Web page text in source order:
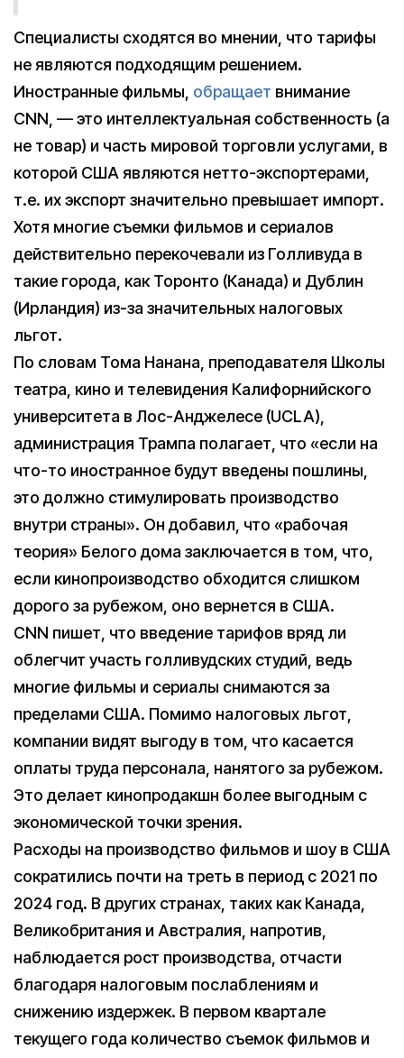
Специалисты сходятся во мнении, что тарифы
не являются подходящим решением.
Иностранные фильмы, обращает внимание
CNN, — это интеллектуальная собственность (а
не товар) и часть мировой торговли услугами, в
которой США являются нетто-экспортерами,
т.е. их экспорт значительно превышает импорт.
Хотя многие съемки фильмов и сериалов
действительно перекочевали из Голливуда в
такие города, как Торонто (Канада) и Дублин
(Ирландия) из-за значительных налоговых
льгот.
По словам Тома Нанана, преподавателя Школы
театра, кино и телевидения Калифорнийского
университета в Лос-Анджелесе (UCLA),
администрация Трампа полагает, что «если на
что-то иностранное будут введены пошлины,
это должно стимулировать производство
внутри страны». Он добавил, что «рабочая
теория» Белого дома заключается в том, что,
если кинопроизводство обходится слишком
дорого за рубежом, оно вернется в США.
CNN пишет, что введение тарифов вряд ли
облегчит участь голливудских студий, ведь
многие фильмы и сериалы снимаются за
пределами США. Помимо налоговых льгот,
компании видят выгоду в том, что касается
оплаты труда персонала, нанятого за рубежом.
Это делает кинопродакшн более выгодным с
экономической точки зрения.
Расходы на производство фильмов и шоу в США
сократились почти на треть в период с 2021 по
2024 год. В других странах, таких как Канада,
Великобритания и Австралия, напротив,
наблюдается рост производства, отчасти
благодаря налоговым послаблениям и
снижению издержек. В первом квартале
текущего года количество съемок фильмов и